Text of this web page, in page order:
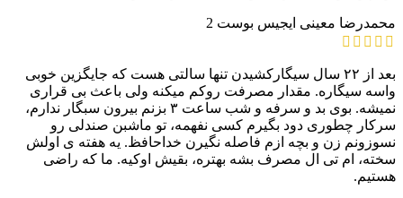
محمدرضا معینی ایجیس بوست 2
بعد از ۲۲ سال سیگارکشیدن تنها سالتی هست که جایگزین خوبی
واسه سیگاره. مقدار مصرفت رو‌کم میکنه ولی باعث بی قراری
نمیشه. بوی بد و سرفه و شب ساعت ۳ بزنم بیرون سبگار ندارم،
سرکار چطوری دود بگیرم کسی نفهمه، تو ماشبن صندلی رو
نسوزونم زن و بچه ازم فاصله نگیرن خداحافظ. یه هفته ی اولش
سخته، ام تی ال مصرف بشه بهتره، بقیش اوکیه. ما که راضی
هستیم.